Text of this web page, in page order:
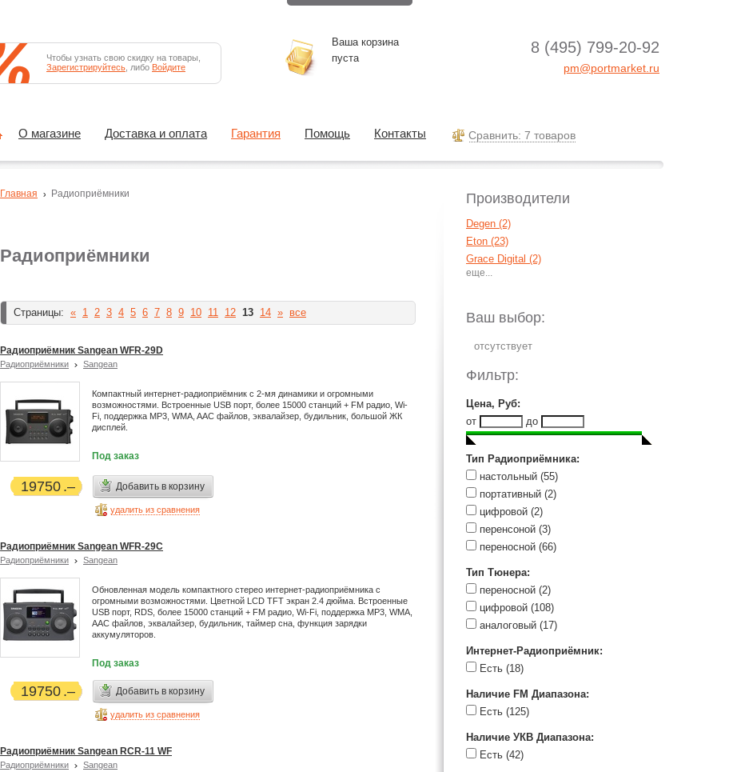
Радиоприёмники
Страницы: « 1 2 3 4 5 6 7 8 9 10 11 12 13 14 » все
Радиоприёмник Sangean WFR-29D
Радиоприёмники Sangean
Компактный интернет-радиоприёмник с 2-мя динамики и огромными
возможностями. Встроенные USB порт, более 15000 станций + FM радио, Wi-
Fi, поддержка MP3, WMA, AAC файлов, эквалайзер, будильник, большой ЖК
дисплей.
Под заказ
19750 Добавить в корзину
удалить из сравнения
Радиоприёмник Sangean WFR-29C
Радиоприёмники Sangean
Обновленная модель компактного стерео интернет-радиоприёмника с
огромными возможностями. Цветной LCD TFT экран 2.4 дюйма. Встроенные
USB порт, RDS, более 15000 станций + FM радио, Wi-Fi, поддержка MP3, WMA,
AAC файлов, эквалайзер, будильник, таймер сна, функция зарядки
аккумуляторов.
Под заказ
19750 Добавить в корзину
удалить из сравнения
Радиоприёмник Sangean RCR-11 WF
Радиоприёмники Sangean
Главная Радиоприёмники Производители
Degen (2)
Eton (23)
Grace Digital (2)
Grundig (14)
Midland (1)
Prology (1)
Ritmix (1)
Sangean (51)
Sony (3)
Tecsun (23)
Telefunken (1)
Vitek (1)
Ваш выбор:
Фильтр:
Цена, Руб:
от
до
Тип Радиоприёмника:
настольный (55)
портативный (2)
цифровой (2)
перенсоной (3)
переносной (66)
Тип Тюнера:
переносной (2)
цифровой (108)
аналоговый (17)
Интернет-Радиоприёмник:
Есть (18)
Наличие FM Диапазона:
Есть (125)
Наличие УКВ Диапазона:
Есть (42)
Чтобы узнать свою скидку на товары,
Зарегистрируйтесь , либо Войдите
Ваша корзина
пуста
8 (495) 799-20-92
pm@portmarket.ru
О магазине Доставка и оплата Гарантия Помощь Контакты Cравнить: 7 товаров